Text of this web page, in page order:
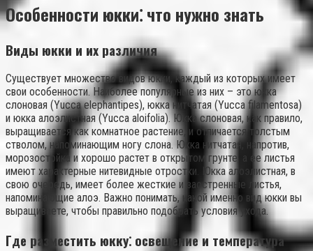
Особенности юкки⁚ что нужно знать
Виды юкки и их различия
Существует множество видов юкки, каждый из которых имеет
свои особенности. Наиболее популярные из них – это юкка
слоновая (Yucca elephantipes), юкка нитчатая (Yucca filamentosa)
и юкка алоэлистная (Yucca aloifolia). Юкка слоновая, как правило,
выращивается как комнатное растение, и отличается толстым
стволом, напоминающим ногу слона. Юкка нитчатая, напротив,
морозостойка и хорошо растет в открытом грунте, а ее листья
имеют характерные нитевидные отростки. Юкка алоэлистная, в
свою очередь, имеет более жесткие и заостренные листья,
напоминающие алоэ. Важно понимать, какой именно вид юкки вы
выращиваете, чтобы правильно подобрать условия ухода.
Где разместить юкку⁚ освещение и температура